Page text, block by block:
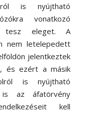
is nyújtható
vonatkozó
tesz eleget. A
nem letelepedett
jelentkeztek
és ezért a másik
is nyújtható
is az áfatörvény
kell